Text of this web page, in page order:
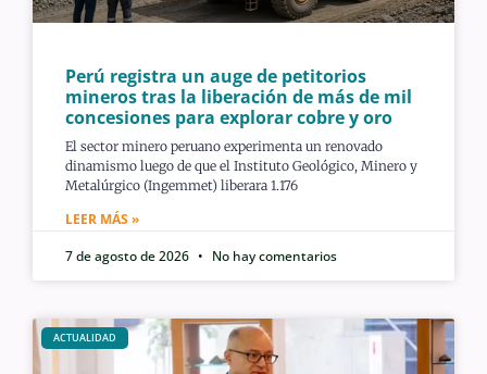
Perú registra un auge de petitorios
mineros tras la liberación de más de mil
concesiones para explorar cobre y oro
El sector minero peruano experimenta un renovado
dinamismo luego de que el Instituto Geológico, Minero y
Metalúrgico (Ingemmet) liberara 1.176
LEER MÁS »
7 de agosto de 2026
No hay comentarios
ACTUALIDAD